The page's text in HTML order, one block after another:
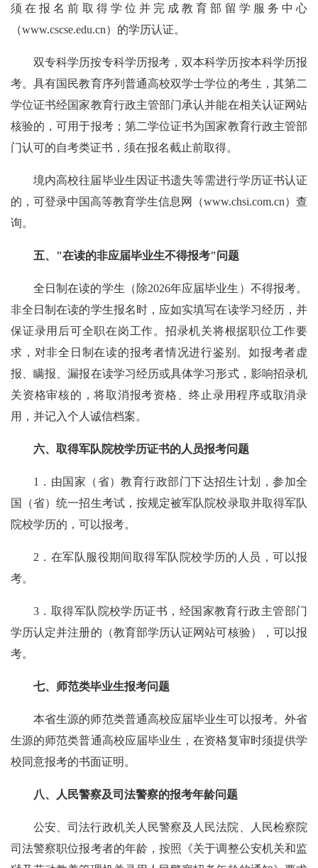
须在报名前取得学位并完成教育部留学服务中心
（www.cscse.edu.cn）的学历认证。
双专科学历按专科学历报考，双本科学历按本科学历报
考。具有国民教育序列普通高校双学士学位的考生，其第二
学位证书经国家教育行政主管部门承认并能在相关认证网站
核验的，可用于报考；第二学位证书为国家教育行政主管部
门认可的自考类证书，须在报名截止前取得。
境内高校往届毕业生因证书遗失等需进行学历证书认证
的，可登录中国高等教育学生信息网（www.chsi.com.cn）查
询。
五、"在读的非应届毕业生不得报考"问题
全日制在读的学生（除2026年应届毕业生）不得报考。
非全日制在读的学生报名时，应如实填写在读学习经历，并
保证录用后可全职在岗工作。招录机关将根据职位工作要
求，对非全日制在读的报考者情况进行鉴别。如报考者虚
报、瞒报、漏报在读学习经历或具体学习形式，影响招录机
关资格审核的，将取消报考资格、终止录用程序或取消录
用，并记入个人诚信档案。
六、取得军队院校学历证书的人员报考问题
1．由国家（省）教育行政部门下达招生计划，参加全
国（省）统一招生考试，按规定被军队院校录取并取得军队
院校学历的，可以报考。
2．在军队服役期间取得军队院校学历的人员，可以报
考。
3．取得军队院校学历证书，经国家教育行政主管部门
学历认定并注册的（教育部学历认证网站可核验），可以报
考。
七、师范类毕业生报考问题
本省生源的师范类普通高校应届毕业生可以报考。外省
生源的师范类普通高校应届毕业生，在资格复审时须提供学
校同意报考的书面证明。
八、人民警察及司法警察的报考年龄问题
公安、司法行政机关人民警察及人民法院、人民检察院
司法警察职位报考者的年龄，按照《关于调整公安机关和监